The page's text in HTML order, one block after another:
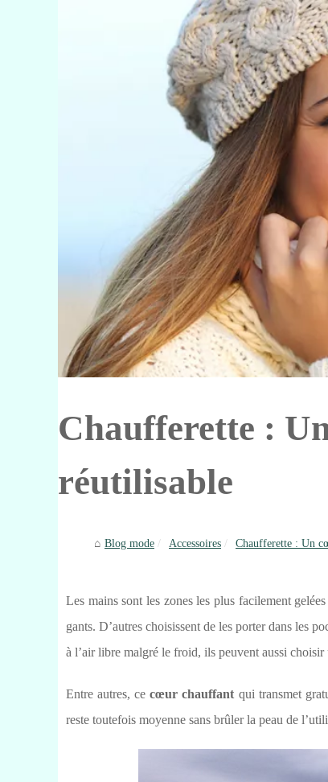
Chaufferette :
réutilisable
Blog mode Accessoires Chaufferette : Un
Les mains sont les zones les plus facilement
gants. D’autres choisissent de les porter dans les
à l’air libre malgré le froid, ils peuvent aussi choisir
Entre autres, cecœur chauffant qui transmet
reste toutefois moyenne sans brûler la peau de